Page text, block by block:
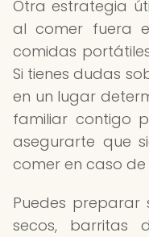
Otra estrategia
al comer fuera
comidas
Si tienes dudas
en un lugar
familiar contigo
asegurarte que
comer en caso
Puedes preparar
secos, barritas